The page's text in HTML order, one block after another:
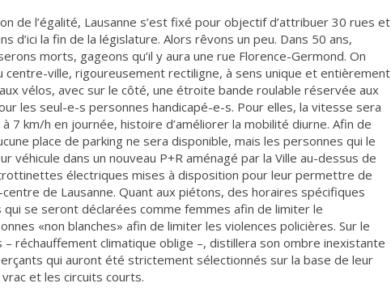
de l’égalité, Lausanne s’est fixé pour objectif d’attribuer 30 rues et
d’ici la fin de la législature. Alors rêvons un peu. Dans 50 ans,
morts, gageons qu’il y aura une rue Florence-Germond. On
centre-ville, rigoureusement rectiligne, à sens unique et entièrement
vélos, avec sur le côté, une étroite bande roulable réservée aux
les seul-e-s personnes handicapé-e-s. Pour elles, la vitesse sera
7 km/h en journée, histoire d’améliorer la mobilité diurne. Afin de
place de parking ne sera disponible, mais les personnes qui le
véhicule dans un nouveau P+R aménagé par la Ville au-dessus de
électriques mises à disposition pour leur permettre de
de Lausanne. Quant aux piétons, des horaires spécifiques
se seront déclarées comme femmes afin de limiter le
«non blanches» afin de limiter les violences policières. Sur le
– réchauffement climatique oblige –, distillera son ombre inexistante
qui auront été strictement sélectionnés sur la base de leur
et les circuits courts.